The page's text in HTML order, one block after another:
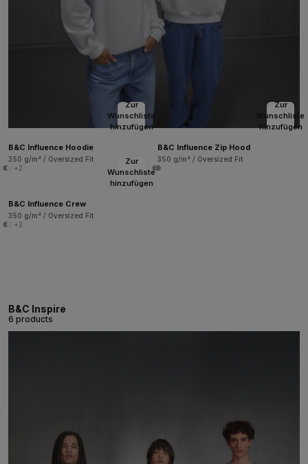
Zur
Wunschliste
hinzufügen
B&C Influence Hoodie
350 g/m² / Oversized Fit
+2
Zur
Wunschliste
hinzufügen
B&C Influence Zip Hood
350 g/m² / Oversized Fit
Zur
Wunschliste
hinzufügen
B&C Influence Crew
350 g/m² / Oversized Fit
+2
B&C Inspire
6 products